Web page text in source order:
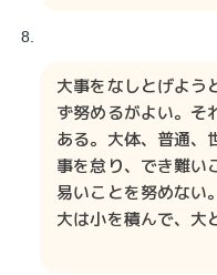
大事をなしとげよう
ず努めるがよい。そ
ある。大体、普通、
事を怠り、でき難い
易いことを努めない
大は小を積んで、大